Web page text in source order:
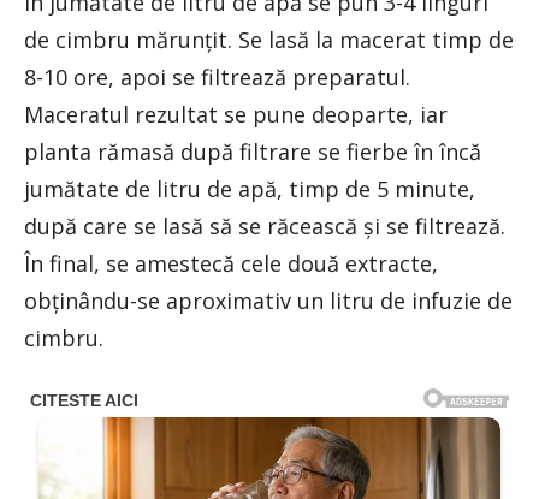
de cimbru mărunţit. Se lasă la macerat timp de
8-10 ore, apoi se filtrează preparatul.
Maceratul rezultat se pune deoparte, iar
planta rămasă după filtrare se fierbe în încă
jumătate de litru de apă, timp de 5 minute,
după care se lasă să se răcească şi se filtrează.
În final, se amestecă cele două extracte,
obţinându-se aproximativ un litru de infuzie de
cimbru.